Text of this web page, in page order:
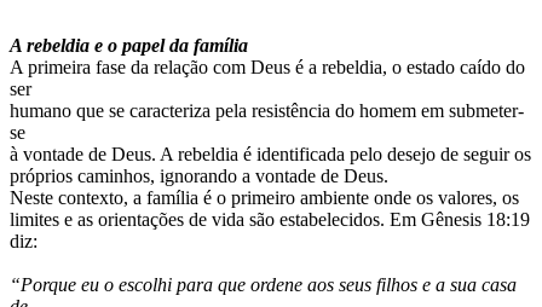
A rebeldia e o papel da família
A primeira fase da relação com Deus é a rebeldia, o estado caído do
ser
humano que se caracteriza pela resistência do homem em submeter-
se
à vontade de Deus. A rebeldia é identificada pelo desejo de seguir os
próprios caminhos, ignorando a vontade de Deus.
Neste contexto, a família é o primeiro ambiente onde os valores, os
limites e as orientações de vida são estabelecidos. Em Gênesis 18:19
diz:
“Porque eu o escolhi para que ordene aos seus filhos e a sua casa